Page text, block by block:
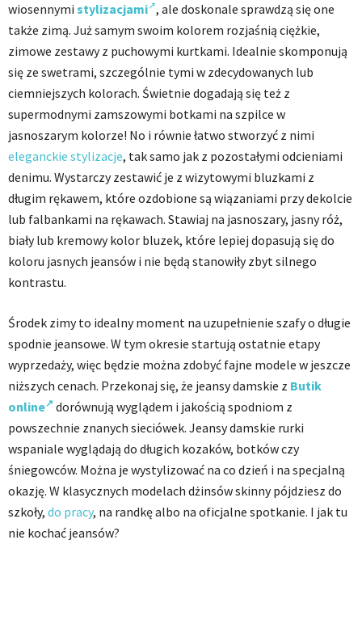
wiosennymi stylizacjami , ale doskonale sprawdzą się one
także zimą. Już samym swoim kolorem rozjaśnią ciężkie,
zimowe zestawy z puchowymi kurtkami. Idealnie skomponują
się ze swetrami, szczególnie tymi w zdecydowanych lub
ciemniejszych kolorach. Świetnie dogadają się też z
supermodnymi zamszowymi botkami na szpilce w
jasnoszarym kolorze! No i równie łatwo stworzyć z nimi
eleganckie stylizacje, tak samo jak z pozostałymi odcieniami
denimu. Wystarczy zestawić je z wizytowymi bluzkami z
długim rękawem, które ozdobione są wiązaniami przy dekolcie
lub falbankami na rękawach. Stawiaj na jasnoszary, jasny róż,
biały lub kremowy kolor bluzek, które lepiej dopasują się do
koloru jasnych jeansów i nie będą stanowiły zbyt silnego
kontrastu.
Środek zimy to idealny moment na uzupełnienie szafy o długie
spodnie jeansowe. W tym okresie startują ostatnie etapy
wyprzedaży, więc będzie można zdobyć fajne modele w jeszcze
niższych cenach. Przekonaj się, że jeansy damskie z Butik
online
dorównują wyglądem i jakością spodniom z
powszechnie znanych sieciówek. Jeansy damskie rurki
wspaniale wyglądają do długich kozaków, botków czy
śniegowców. Można je wystylizować na co dzień i na specjalną
okazję. W klasycznych modelach dżinsów skinny pójdziesz do
szkoły, do pracy, na randkę albo na oficjalne spotkanie. I jak tu
nie kochać jeansów?